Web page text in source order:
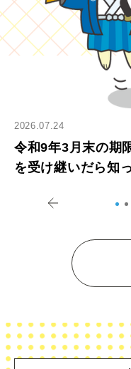
2026.07.24
令和9年3月末の期
を受け継いだら知